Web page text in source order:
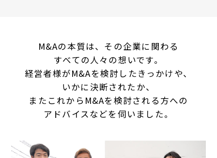
M&Aの本質は、その企業に関わる
すべての人々の想いです。
経営者様がM&Aを検討したきっかけや、
いかに決断されたか、
またこれからM&Aを検討される方への
アドバイスなどを伺いました。